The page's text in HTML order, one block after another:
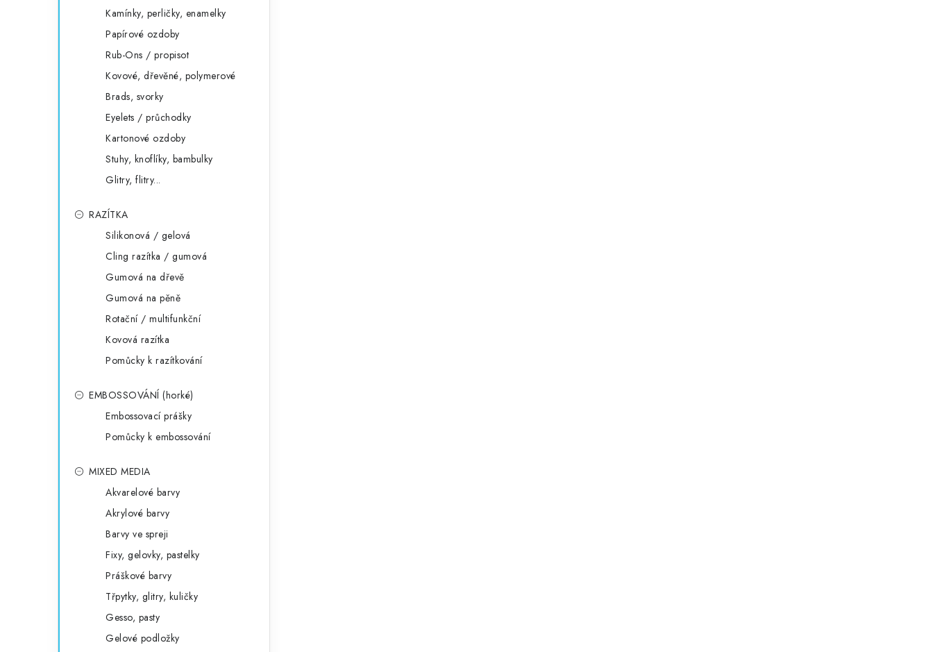
Kamínky, perličky, enamelky
Papírové ozdoby
Rub-Ons / propisot
Kovové, dřevěné, polymerové
Brads, svorky
Eyelets / průchodky
Kartonové ozdoby
Stuhy, knoflíky, bambulky
Glitry, flitry...
RAZÍTKA
Silikonová / gelová
Cling razítka / gumová
Gumová na dřevě
Gumová na pěně
Rotační / multifunkční
Kovová razítka
Pomůcky k razítkování
EMBOSSOVÁNÍ (horké)
Embossovací prášky
Pomůcky k embossování
MIXED MEDIA
Akvarelové barvy
Akrylové barvy
Barvy ve spreji
Fixy, gelovky, pastelky
Práškové barvy
Třpytky, glitry, kuličky
Gesso, pasty
Gelové podložky